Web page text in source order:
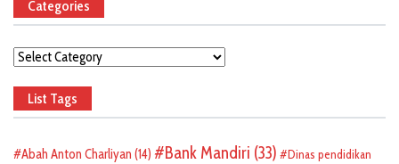
Categories
Categories
List Tags
Abah Anton Charliyan (14) Bank Mandiri (33)
Dinas pendidikan